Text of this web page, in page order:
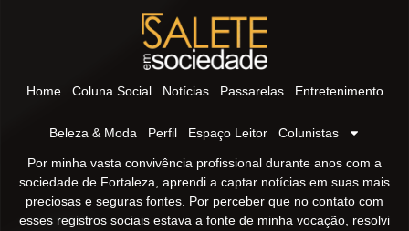
Home Coluna Social Notícias Passarelas Entretenimento
Beleza & Moda Perfil Espaço Leitor Colunistas
Por minha vasta convivência profissional durante anos com a
sociedade de Fortaleza, aprendi a captar notícias em suas mais
preciosas e seguras fontes. Por perceber que no contato com
esses registros sociais estava a fonte de minha vocação, resolvi